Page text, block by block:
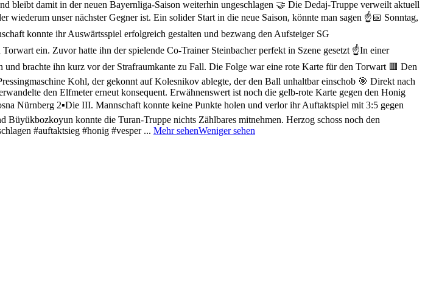
bleibt damit in der neuen Bayernliga-Saison weiterhin ungeschlagen 🤝 Die Dedaj-Truppe verweilt aktuell
unser nächster Gegner ist. Ein solider Start in die neue Saison, könnte man sagen ☝️📅 Sonntag,
konnte ihr Auswärtsspiel erfolgreich gestalten und bezwang den Aufsteiger SG
ein. Zuvor hatte ihn der spielende Co-Trainer Steinbacher perfekt in Szene gesetzt ☝️In einer
brachte ihn kurz vor der Strafraumkante zu Fall. Die Folge war eine rote Karte für den Torwart 🟥 Den
Kohl, der gekonnt auf Kolesnikov ablegte, der den Ball unhaltbar einschob 🎯 Direkt nach
den Elfmeter erneut konsequent. Erwähnenswert ist noch die gelb-rote Karte gegen den Honig
Nürnberg 2▪️Die III. Mannschaft konnte keine Punkte holen und verlor ihr Auftaktspiel mit 3:5 gegen
konnte die Turan-Truppe nichts Zählbares mitnehmen. Herzog schoss noch den
#auftaktsieg #honig #vesper ... Mehr sehenWeniger sehen